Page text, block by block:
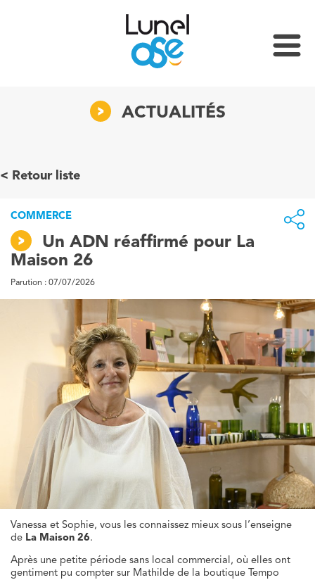
ACTUALITÉS
Retour liste
Un ADN réaffirmé pour La
Maison 26
COMMERCE
Parution : 07/07/2026
Vanessa et Sophie, vous les connaissez mieux sous l’enseigne
de La Maison 26.
Après une petite période sans local commercial, où elles ont
gentiment pu compter sur Mathilde de la boutique Tempo